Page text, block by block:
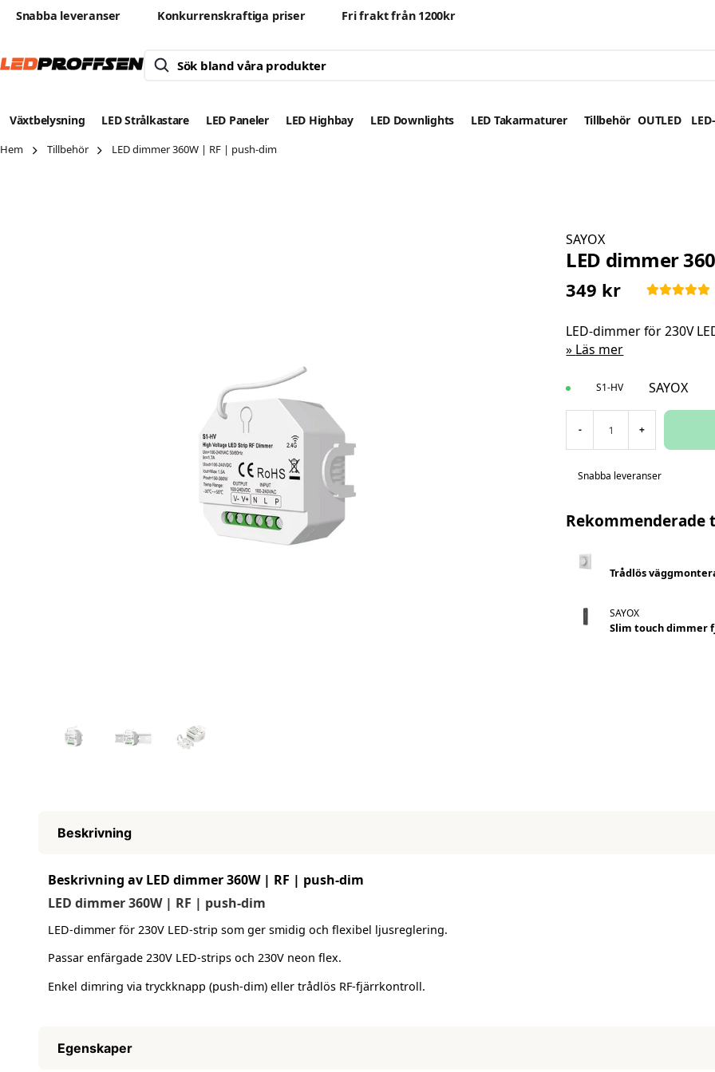
Snabba leveranser Konkurrenskraftiga priser Fri frakt från 1200kr
Växtbelysning LED Strålkastare LED Paneler LED Highbay LED Downlights LED Takarmaturer Tillbehör OUTLED
Hem Tillbehör LED dimmer 360W | RF | push-dim
SAYOX
LED dimmer
349 kr
LED-dimmer för 230V
Läs mer
S1-HV SAYOX
- +
Snabba leveranser
Rekommenderade
Trådlös
SAYOX
Slim touch
Beskrivning
Beskrivning av LED dimmer 360W | RF | push-dim
LED dimmer 360W | RF | push-dim
LED-dimmer för 230V LED-strip som ger smidig och flexibel ljusreglering.
Passar enfärgade 230V LED-strips och 230V neon flex.
Enkel dimring via tryckknapp (push-dim) eller trådlös RF-fjärrkontroll.
Egenskaper